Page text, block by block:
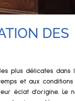
DES
plus délicates dans
et aux conditions
éclat d'origine. Le